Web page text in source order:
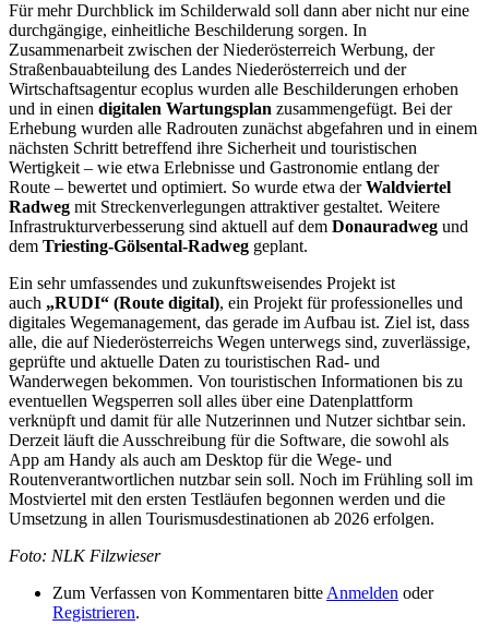
Für mehr Durchblick im Schilderwald soll dann aber nicht nur eine
durchgängige, einheitliche Beschilderung sorgen. In
Zusammenarbeit zwischen der Niederösterreich Werbung, der
Straßenbauabteilung des Landes Niederösterreich und der
Wirtschaftsagentur ecoplus wurden alle Beschilderungen erhoben
und in einen digitalen Wartungsplan zusammengefügt. Bei der
Erhebung wurden alle Radrouten zunächst abgefahren und in einem
nächsten Schritt betreffend ihre Sicherheit und touristischen
Wertigkeit – wie etwa Erlebnisse und Gastronomie entlang der
Route – bewertet und optimiert. So wurde etwa derWaldviertel
Radweg mit Streckenverlegungen attraktiver gestaltet. Weitere
Infrastrukturverbesserung sind aktuell auf dem Donauradweg und
dem Triesting-Gölsental-Radweg geplant.
Ein sehr umfassendes und zukunftsweisendes Projekt ist
auch „RUDI“ (Route digital), ein Projekt für professionelles und
digitales Wegemanagement, das gerade im Aufbau ist. Ziel ist, dass
alle, die auf Niederösterreichs Wegen unterwegs sind, zuverlässige,
geprüfte und aktuelle Daten zu touristischen Rad- und
Wanderwegen bekommen. Von touristischen Informationen bis zu
eventuellen Wegsperren soll alles über eine Datenplattform
verknüpft und damit für alle Nutzerinnen und Nutzer sichtbar sein.
Derzeit läuft die Ausschreibung für die Software, die sowohl als
App am Handy als auch am Desktop für die Wege- und
Routenverantwortlichen nutzbar sein soll. Noch im Frühling soll im
Mostviertel mit den ersten Testläufen begonnen werden und die
Umsetzung in allen Tourismusdestinationen ab 2026 erfolgen.
Foto: NLK Filzwieser
Zum Verfassen von Kommentaren bitte Anmelden oder
Registrieren.